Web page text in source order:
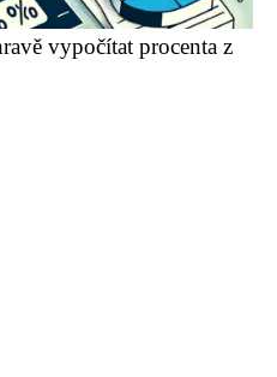
vypočítat procenta z